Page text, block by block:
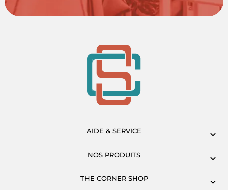
AIDE & SERVICE
NOS PRODUITS
THE CORNER SHOP